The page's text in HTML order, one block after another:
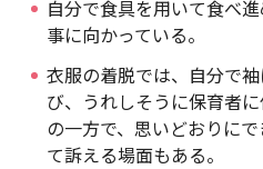
自分で食具を用いて食べ
事に向かっている。
衣服の着脱では、自分で
び、うれしそうに保育者
の一方で、思いどおりに
て訴える場面もある。